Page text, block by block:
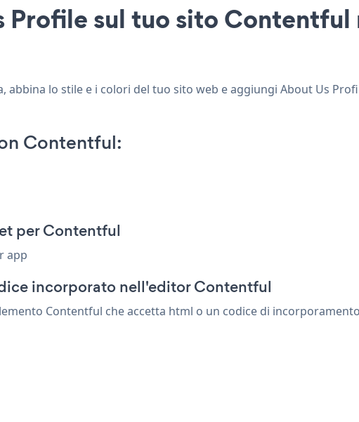
sul tuo sito Contentful
abbina lo stile e i colori del tuo sito web e aggiungi About Us
Contentful:
per Contentful
app
incorporato nell'editor Contentful
Contentful che accetta html o un codice di